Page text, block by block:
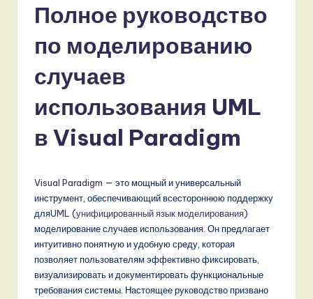
R
si
L
Полное руководство
по моделированию
случаев
использования UML
в Visual Paradigm
Visual Paradigm — это мощный и универсальный
инструмент, обеспечивающий всестороннюю поддержку
дляUML (унифицированный язык моделирования)
моделирование случаев использования. Он предлагает
интуитивно понятную и удобную среду, которая
позволяет пользователям эффективно фиксировать,
визуализировать и документировать функциональные
требования системы. Настоящее руководство призвано